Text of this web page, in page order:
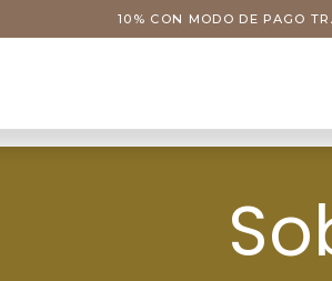
10% CON MODO DE PAGO